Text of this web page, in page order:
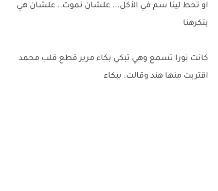
او تحط لينا سم في الأكل... علشان نموت.. علشان هي
بتكرهنا
كانت نورا تسمع وهي تبكي بكاء مرير قطع قلب محمد
اقتربت منها هند وقالت. ببكاء